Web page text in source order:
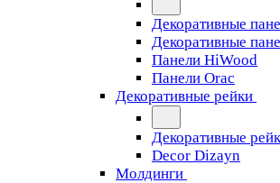
Декоративные
Декоративные
Панели HiWood
Панели Orac
Декоративные рейки
Декоративные
Decor Dizayn
Молдинги